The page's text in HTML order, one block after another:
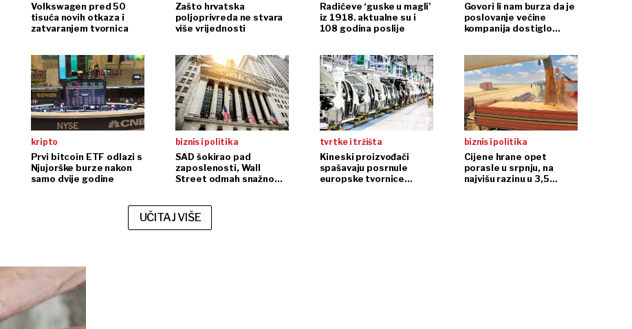
Volkswagen pred 50
tisuća novih otkaza i
zatvaranjem tvornica
Zašto hrvatska
poljoprivreda ne stvara
više vrijednosti
Radićeve ‘guske u magli’
iz 1918. aktualne su i
108 godina poslije
Govori li nam burza da je
poslovanje većine
kompanija dostiglo
kripto
Prvi bitcoin ETF odlazi s
Njujorške burze nakon
samo dvije godine
biznis i politika
SAD šokirao pad
zaposlenosti, Wall
Street odmah snažno
tvrtke i tržišta
Kineski proizvođači
spašavaju posrnule
europske tvornice
biznis i politika
Cijene hrane opet
porasle u srpnju, na
najvišu razinu u 3,5
UČITAJ VIŠE